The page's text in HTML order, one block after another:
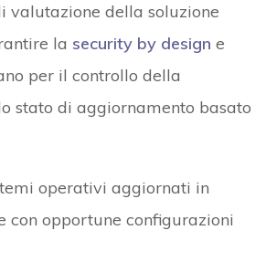
valutazione della soluzione
la security by design e
per il controllo della
stato di aggiornamento basato
operativi aggiornati in
con opportune configurazioni